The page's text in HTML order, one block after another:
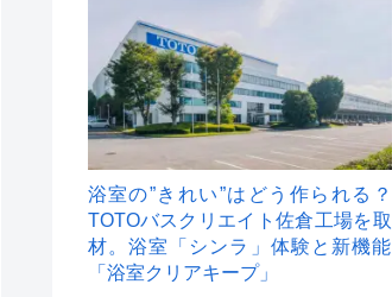
浴室の”きれい”はどう作られる？
TOTOバスクリエイト佐倉工場を取
材。浴室「シンラ」体験と新機能
「浴室クリアキープ」